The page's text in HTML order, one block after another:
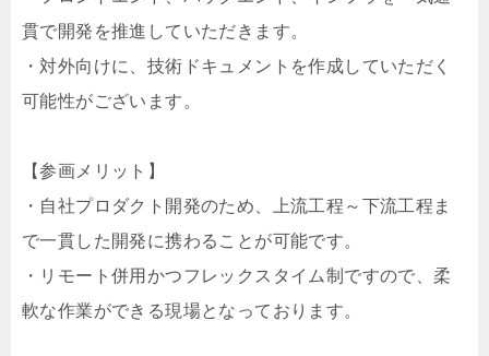
貫で開発を推進していただきます。
・対外向けに、技術ドキュメントを作成していただく
可能性がございます。
【参画メリット】
・自社プロダクト開発のため、上流工程～下流工程ま
で一貫した開発に携わることが可能です。
・リモート併用かつフレックスタイム制ですので、柔
軟な作業ができる現場となっております。